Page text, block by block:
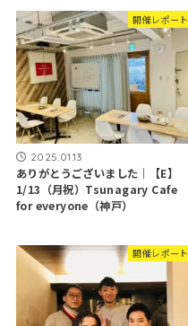
開催レポート
2025.01.13
ありがとうございました｜【E】
1/13（月祝）Tsunagary Cafe
for everyone（神戸）
開催レポート